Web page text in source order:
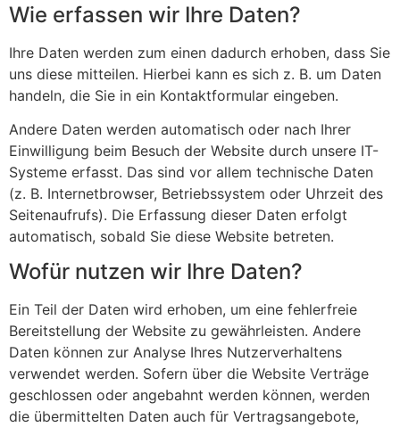
Wie erfassen wir Ihre Daten?
Ihre Daten werden zum einen dadurch erhoben, dass Sie
uns diese mitteilen. Hierbei kann es sich z. B. um Daten
handeln, die Sie in ein Kontaktformular eingeben.
Andere Daten werden automatisch oder nach Ihrer
Einwilligung beim Besuch der Website durch unsere IT-
Systeme erfasst. Das sind vor allem technische Daten
(z. B. Internetbrowser, Betriebssystem oder Uhrzeit des
Seitenaufrufs). Die Erfassung dieser Daten erfolgt
automatisch, sobald Sie diese Website betreten.
Wofür nutzen wir Ihre Daten?
Ein Teil der Daten wird erhoben, um eine fehlerfreie
Bereitstellung der Website zu gewährleisten. Andere
Daten können zur Analyse Ihres Nutzerverhaltens
verwendet werden. Sofern über die Website Verträge
geschlossen oder angebahnt werden können, werden
die übermittelten Daten auch für Vertragsangebote,